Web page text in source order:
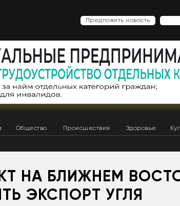
Предложить новость
Общество Происшествия Здоровье
НА БЛИЖНЕМ
ЭКСПОРТ УГЛЯ